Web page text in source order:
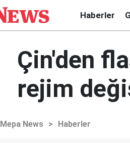
Haberler
Çin'den
rejim
Mepa News > Haberler